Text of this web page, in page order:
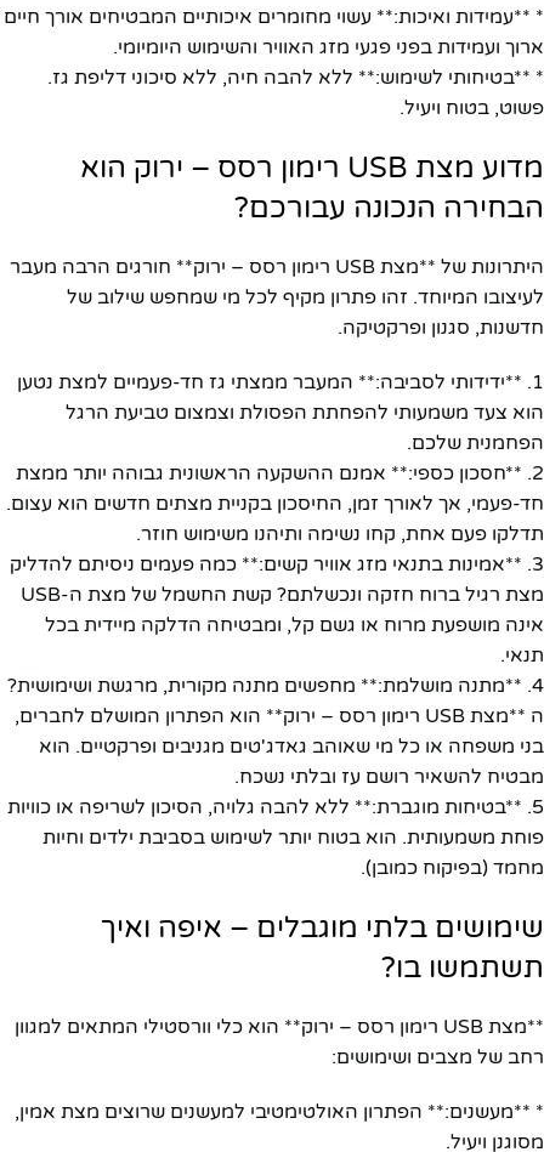
* **עמידות ואיכות:** עשוי מחומרים איכותיים המבטיחים אורך חיים
ארוך ועמידות בפני פגעי מזג האוויר והשימוש היומיומי.
* **בטיחותי לשימוש:** ללא להבה חיה, ללא סיכוני דליפת גז.
פשוט, בטוח ויעיל.
מדוע מצת USB רימון רסס – ירוק הוא
הבחירה הנכונה עבורכם?
היתרונות של **מצת USB רימון רסס – ירוק** חורגים הרבה מעבר
לעיצובו המיוחד. זהו פתרון מקיף לכל מי שמחפש שילוב של
חדשנות, סגנון ופרקטיקה.
1. **ידידותי לסביבה:** המעבר ממצתי גז חד-פעמיים למצת נטען
הוא צעד משמעותי להפחתת הפסולת וצמצום טביעת הרגל
הפחמנית שלכם.
2. **חסכון כספי:** אמנם ההשקעה הראשונית גבוהה יותר ממצת
חד-פעמי, אך לאורך זמן, החיסכון בקניית מצתים חדשים הוא עצום.
תדלקו פעם אחת, קחו נשימה ותיהנו משימוש חוזר.
3. **אמינות בתנאי מזג אוויר קשים:** כמה פעמים ניסיתם להדליק
מצת רגיל ברוח חזקה ונכשלתם? קשת החשמל של מצת ה-USB
אינה מושפעת מרוח או גשם קל, ומבטיחה הדלקה מיידית בכל
תנאי.
4. **מתנה מושלמת:** מחפשים מתנה מקורית, מרגשת ושימושית?
ה **מצת USB רימון רסס – ירוק** הוא הפתרון המושלם לחברים,
בני משפחה או כל מי שאוהב גאדג'טים מגניבים ופרקטיים. הוא
מבטיח להשאיר רושם עז ובלתי נשכח.
5. **בטיחות מוגברת:** ללא להבה גלויה, הסיכון לשריפה או כוויות
פוחת משמעותית. הוא בטוח יותר לשימוש בסביבת ילדים וחיות
מחמד (בפיקוח כמובן).
שימושים בלתי מוגבלים – איפה ואיך
תשתמשו בו?
**מצת USB רימון רסס – ירוק** הוא כלי וורסטילי המתאים למגוון
רחב של מצבים ושימושים:
* **מעשנים:** הפתרון האולטימטיבי למעשנים שרוצים מצת אמין,
מסוגנן ויעיל.